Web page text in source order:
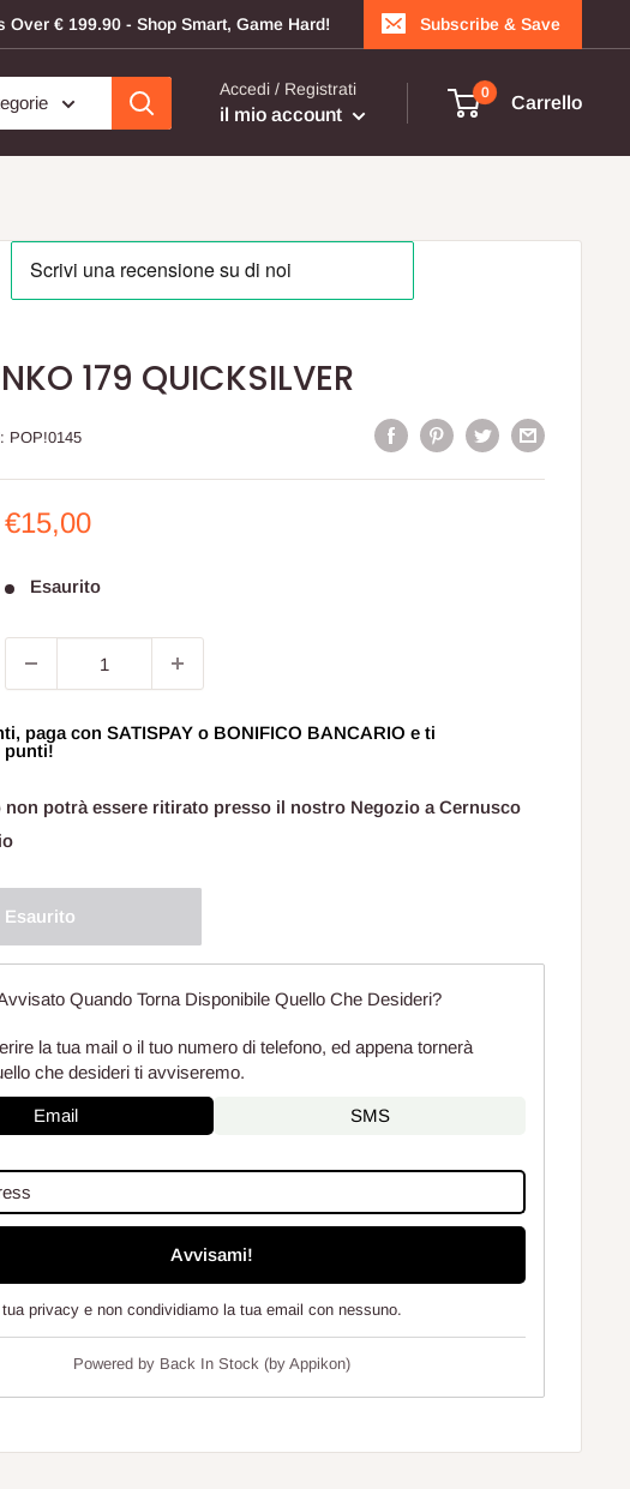
€ 199.90 - Shop Smart, Game Hard! Subscribe & Save
Accedi / Registrati
il mio account
0
Carrello
179 QUICKSILVER
POP!0145
Prezzo
€15,00
Esaurito
paga con SATISPAY o BONIFICO BANCARIO e ti
punti!
non potrà essere ritirato presso il nostro Negozio a Cernusco
Esaurito
Quando Torna Disponibile Quello Che Desideri?
la tua mail o il tuo numero di telefono, ed appena tornerà
che desideri ti avviseremo.
Email SMS
Avvisami!
privacy e non condividiamo la tua email con nessuno.
Powered by Back In Stock (by Appikon)